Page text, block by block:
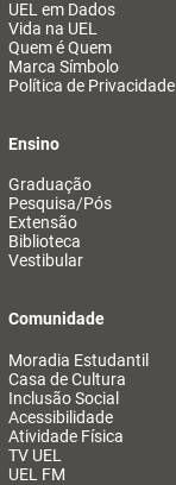
UEL em Dados
Vida na UEL
Quem é Quem
Marca Símbolo
Política de Privacidade
Ensino
Graduação
Pesquisa/Pós
Extensão
Biblioteca
Vestibular
Comunidade
Moradia Estudantil
Casa de Cultura
Inclusão Social
Acessibilidade
Atividade Física
TV UEL
UEL FM